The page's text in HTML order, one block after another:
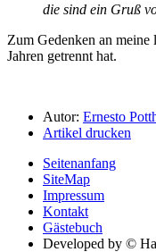
die sind ein Gruß
Zum Gedenken an
Jahren getrennt hat.
Autor: Ernesto
Artikel drucken
Seitenanfang
SiteMap
Impressum
Kontakt
Gästebuch
Developed by ©